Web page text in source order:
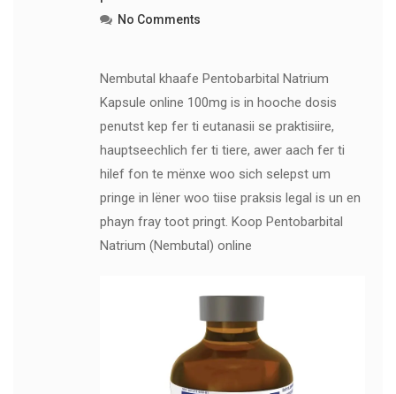
No Comments
Nembutal khaafe Pentobarbital Natrium
Kapsule online 100mg is in hooche dosis
penutst kep fer ti eutanasii se praktisiire,
hauptseechlich fer ti tiere, awer aach fer ti
hilef fon te mënxe woo sich selepst um
pringe in lëner woo tiise praksis legal is un en
phayn fray toot pringt. Koop Pentobarbital
Natrium (Nembutal) online